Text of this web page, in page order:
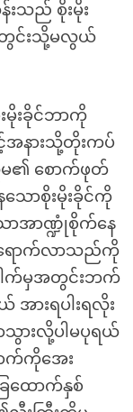
းသည် စိုးမိုး
င်းသို့မလွယ်
မိုးခိုင်ဘာကို
နားသို့တိုးကပ်
မ၏ စောက်ဖုတ်
ာစိုးမိုးခိုင်ကို
အာဏ္ဍုံစိုက်နေ
ရောက်လာသည်ကို
ါက်မှအတွင်းဘက်
ားရပါးရလိုး
ာသွားလို့ပါမပုရယ်
က်ကိုအေး
ထောက်နှစ်